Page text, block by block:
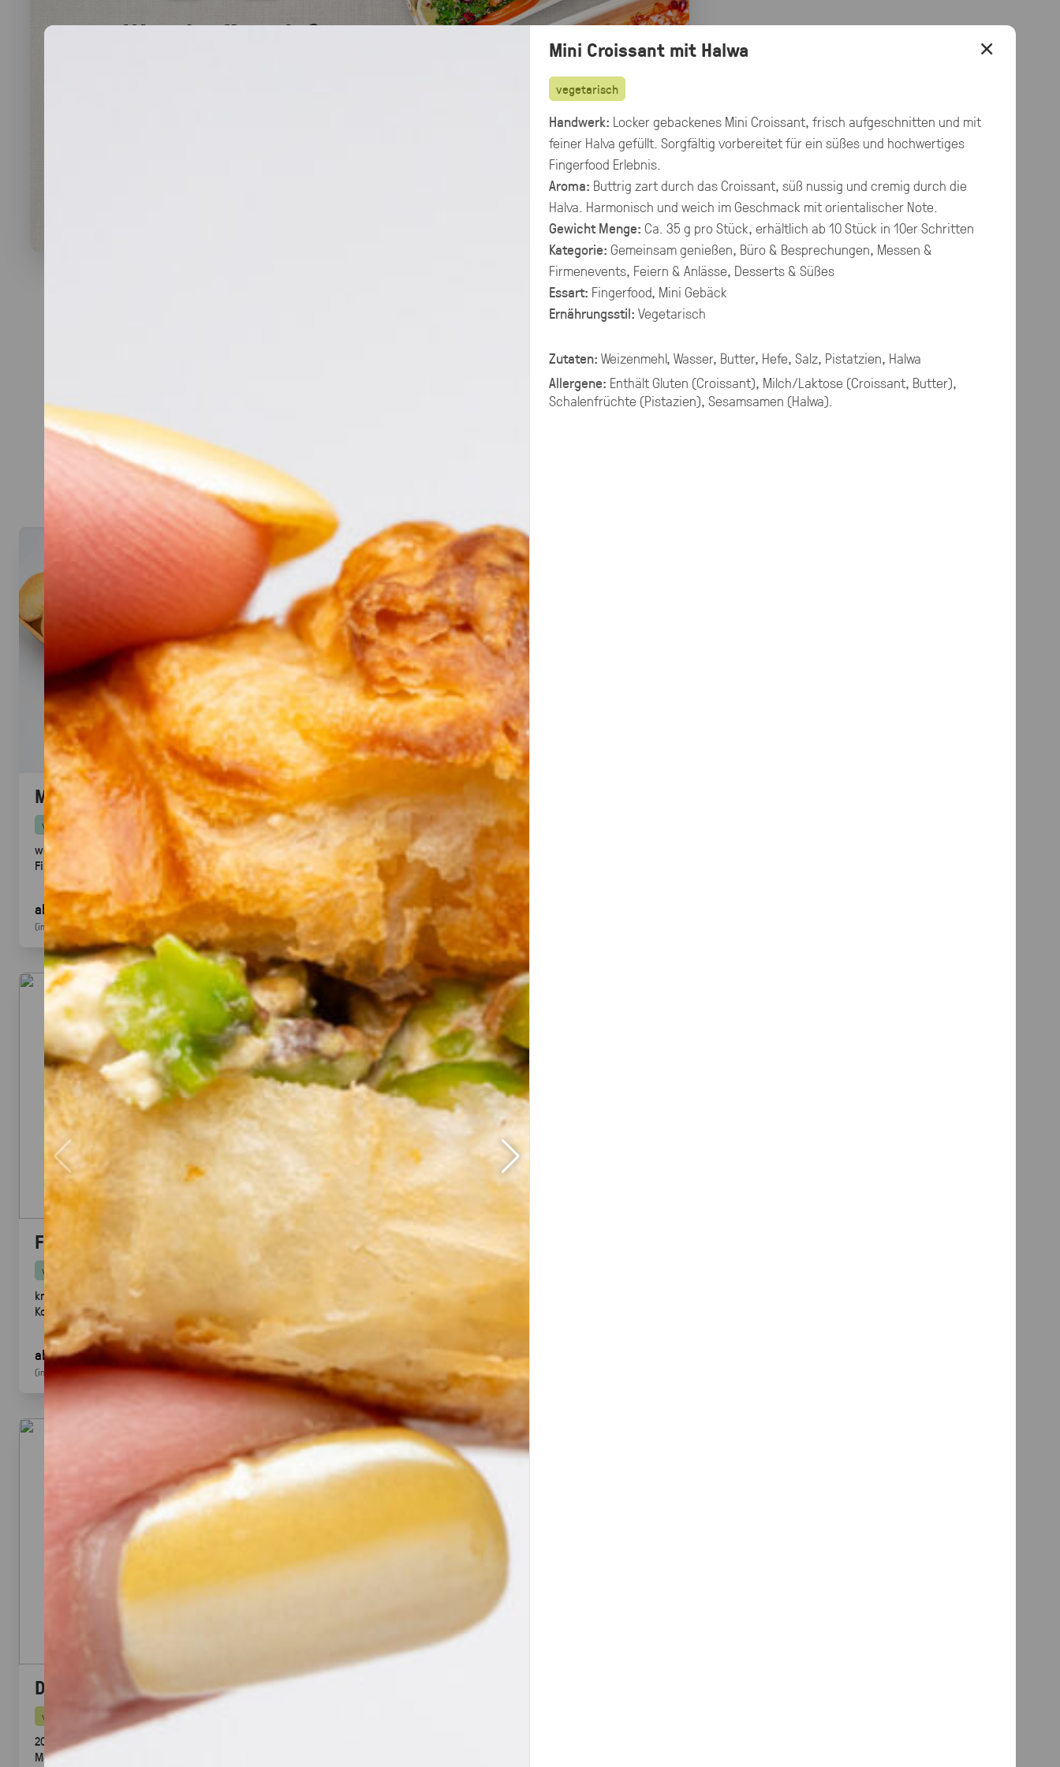
×
Mini Croissant mit Halwa
vegetarisch
Handwerk: Locker gebackenes Mini Croissant, frisch aufgeschnitten und mit
feiner Halva gefüllt. Sorgfältig vorbereitet für ein süßes und hochwertiges
Fingerfood Erlebnis.
Aroma: Buttrig zart durch das Croissant, süß nussig und cremig durch die
Halva. Harmonisch und weich im Geschmack mit orientalischer Note.
Gewicht Menge: Ca. 35 g pro Stück, erhältlich ab 10 Stück in 10er Schritten
Kategorie: Gemeinsam genießen, Büro & Besprechungen, Messen &
Firmenevents, Feiern & Anlässe, Desserts & Süßes
Essart: Fingerfood, Mini Gebäck
Ernährungsstil: Vegetarisch
Zutaten: Weizenmehl, Wasser, Butter, Hefe, Salz, Pistatzien, Halwa
Allergene: EnthältGluten (Croissant), Milch/Laktose (Croissant, Butter),
Schalenfrüchte (Pistazien), Sesamsamen (Halwa).
Was darf’s sein?
Preisangaben in:
Brutto
Netto
Beispiel: bei 20 Personen reichen ungefähr 10-11 XL-Platten.
Denk an eine gute Mischung aus mehreren Platten Brot,
Aufstriche, Salate, Fingerfood.
Mini Pitabrot
vegan
weicher Hefeteig · ideal zum füllen, dippen & teilen.
Fingerfood
· für Mezze & Buffets
ab 17,00 € für 20Stück
(inkl. MwSt.)
Mini Falafel Bites
100 % Kichererbsen, fein gewürzt, mit cremigem Tahini.
pflanzlich · ideal für Events & Buffets
19,90 € für 1Platten
(inkl. MwSt.)
Falafel mit Tahini
vegan
knusprige Falafel aus Kichererbsen mit frischem
Koriander & Tahini.
Fingerfood· ideal für Mezze &
Buffets
ab 25,00 € für 20Stück
(inkl. MwSt.)
35er Falafel-Halloumi Mix
Falafel und Halloumi mit zwei Soßen · kräftig,
handgemacht, zum teilen.
Veranstaltungen
39,50 €
(inkl. MwSt.)
Dubai Halloumi Platte (20 Stück)
vegetarisch
20 knusprige Halloumi Sticks im Fadenteig mit Honig
Mascarpone Dip